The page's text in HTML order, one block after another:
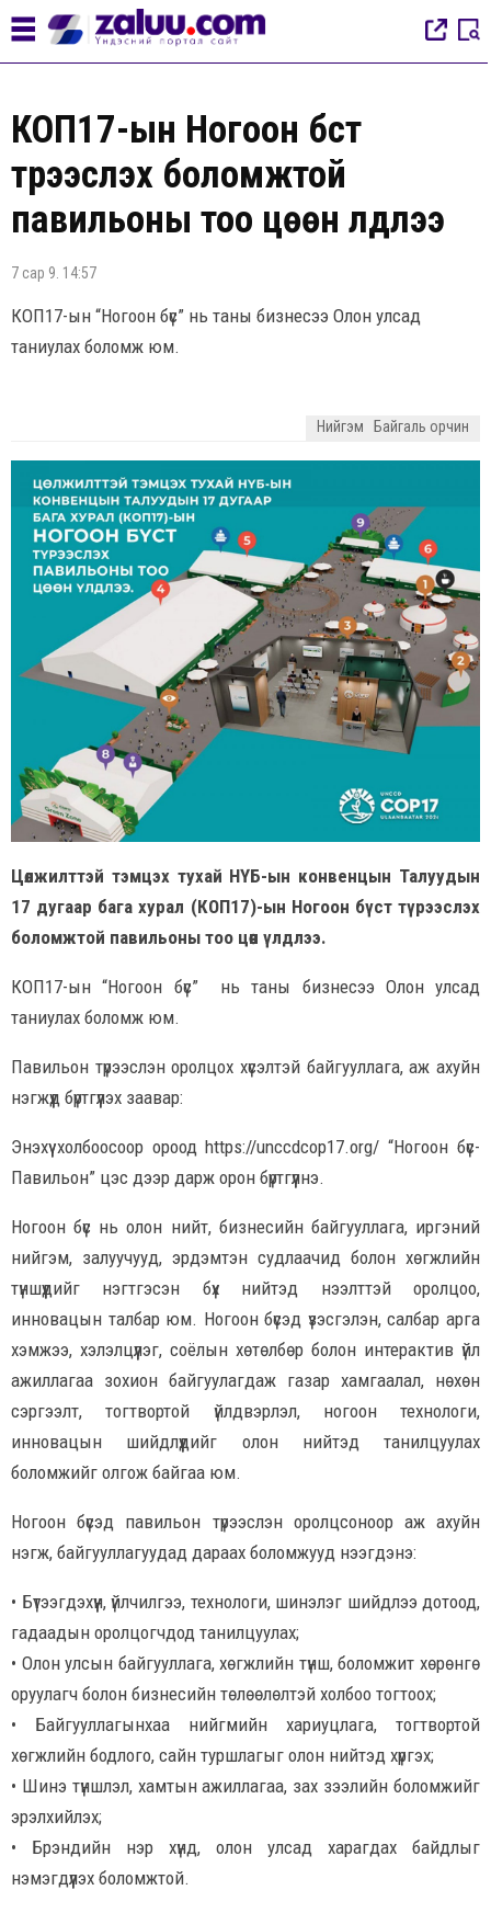
КОП17-ын Ногоон бүст
түрээслэх боломжтой
павильоны тоо цөөн үлдлээ
7 сар 9. 14:57
КОП17-ын “Ногоон бүс” нь таны бизнесээ Олон улсад
таниулах боломж юм.
Нийгэм Байгаль орчин
Цөлжилттэй тэмцэх тухай НҮБ-ын конвенцын Талуудын
17 дугаар бага хурал (КОП17)-ын Ногоон бүст түрээслэх
боломжтой павильоны тоо цөөн үлдлээ.
КОП17-ын “Ногоон бүс” нь таны бизнесээ Олон улсад
таниулах боломж юм.
Павильон түрээслэн оролцох хүсэлтэй байгууллага, аж ахуйн
нэгжүүд бүртгүүлэх заавар:
Энэхүү холбоосоор ороод https://unccdcop17.org/ “Ногоон бүс-
Павильон” цэс дээр дарж орон бүртгүүлнэ.
Ногоон бүс нь олон нийт, бизнесийн байгууллага, иргэний
нийгэм, залуучууд, эрдэмтэн судлаачид болон хөгжлийн
түншүүдийг нэгтгэсэн бүх нийтэд нээлттэй оролцоо,
инновацын талбар юм. Ногоон бүсэд үзэсгэлэн, салбар арга
хэмжээ, хэлэлцүүлэг, соёлын хөтөлбөр болон интерактив үйл
ажиллагаа зохион байгуулагдаж газар хамгаалал, нөхөн
сэргээлт, тогтвортой үйлдвэрлэл, ногоон технологи,
инновацын шийдлүүдийг олон нийтэд танилцуулах
боломжийг олгож байгаа юм.
Ногоон бүсэд павильон түрээслэн оролцсоноор аж ахуйн
нэгж, байгууллагуудад дараах боломжууд нээгдэнэ:
• Бүтээгдэхүүн, үйлчилгээ, технологи, шинэлэг шийдлээ дотоод,
гадаадын оролцогчдод танилцуулах;
• Олон улсын байгууллага, хөгжлийн түнш, боломжит хөрөнгө
оруулагч болон бизнесийн төлөөлөлтэй холбоо тогтоох;
• Байгууллагынхаа нийгмийн хариуцлага, тогтвортой
хөгжлийн бодлого, сайн туршлагыг олон нийтэд хүргэх;
• Шинэ түншлэл, хамтын ажиллагаа, зах зээлийн боломжийг
эрэлхийлэх;
• Брэндийн нэр хүнд, олон улсад харагдах байдлыг
нэмэгдүүлэх боломжтой.